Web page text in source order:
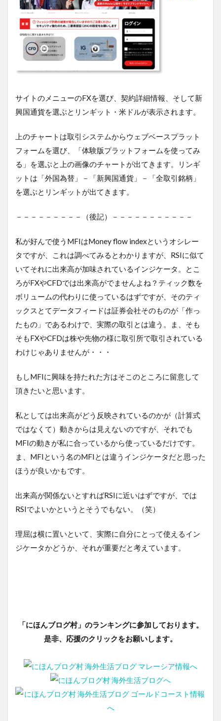
サイトのメニューのFXを選び、契約詳細情報、そして新
興国通貨を選ぶとリンギット・米ドルが表示されます。
上のチャートは取引システムからウェブベースプラット
フォームを選び、「体験版プラットフォームを使ってみ
る」を選ぶと上の画像のチャートが出てきます。リンギ
ットは「外国為替」－「新興国通貨」－「全取引銘柄」
を選ぶとリンギットが出てきます。
－－－－－－－－－（後記）－－－－－－－－－－－
私が好んで使うMFIはMoney flow indexというオシレー
タですが、これは調べてみるとわかりますが、RSIに似て
いてそれに出来高が加味されているインジケータ。とこ
ろがFXやCFDでは出来高がでませんよね？ティック数を
ボリュームの代わりに使っているはずですが、そのティ
ックスとてデータフィードは証券会社そのものが「作っ
たもの」であるわけで、実際の取引とは違う。ま、そも
そもFXやCFDは株や先物の様に取引所で取引されている
わけじゃありませんが・・・
もしMFIに興味を持たれた方はそこのところに留意して
頂きたいと思います。
私としては出来高がどう反映されているのかが（計算式
ではなくて）動きからは見えないのですが、それでも
MFIの動きが私に合っているから使っているだけです。
ま、MFIという名のMFIとは違うインジケータだと思った
ほうが良いかもです。
出来高が関係ないとすればRSIに近いはずですが、では
RSIでよいかというとそうでもない。（笑）
理屈は横に置いといて、実際に自分にとって使えるイン
ジケータかどうか、それが重要だと考えています。
「にほんブログ村」のランキングに参加しております。
是非、応援のクリックをお願いします。